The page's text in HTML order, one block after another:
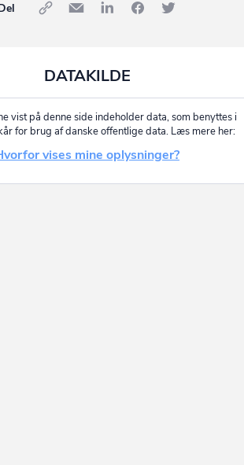
DATAKILDE
vist på denne side indeholder data, som benyttes i
for brug af danske offentlige data. Læs mere her:
vises mine oplysninger?